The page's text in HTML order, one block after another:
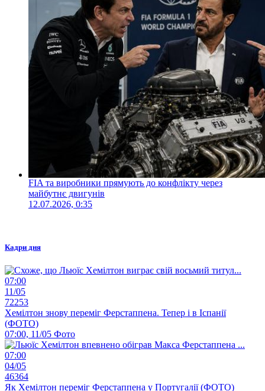
FIA та виробники прямують до конфлікту через
майбутнє двигунів
12.07.2026, 0:35
Кадри дня
07:00
11/05
72253
Хемілтон знову переміг Ферстаппена. Тепер і в Іспанії
(ФОТО)
07:00, 11/05 Фото
07:00
04/05
46364
Як Хемілтон переміг Ферстаппена у Португалії (ФОТО)